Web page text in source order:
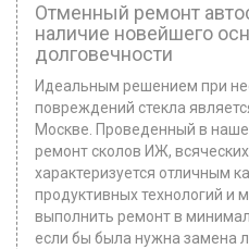
Отменный ремонт
наличие новейшего
долговечности
Идеальным решением при
повреждений стекла
Москве. Проведенный в
ремонт сколов ИЖ,
характеризуется отличным
продуктивных технологий и
выполнить ремонт в
если бы была нужна замена